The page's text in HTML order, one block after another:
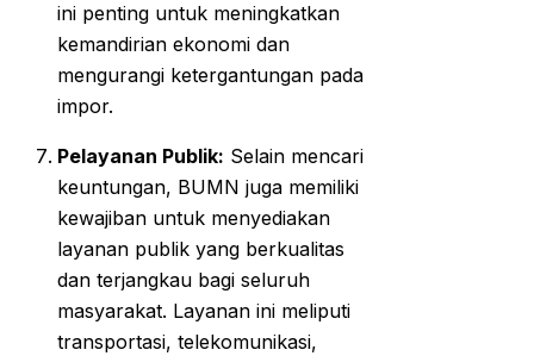
ini penting untuk meningkatkan
kemandirian ekonomi dan
mengurangi ketergantungan pada
impor.
Pelayanan Publik: Selain mencari
keuntungan, BUMN juga memiliki
kewajiban untuk menyediakan
layanan publik yang berkualitas
dan terjangkau bagi seluruh
masyarakat. Layanan ini meliputi
transportasi, telekomunikasi,